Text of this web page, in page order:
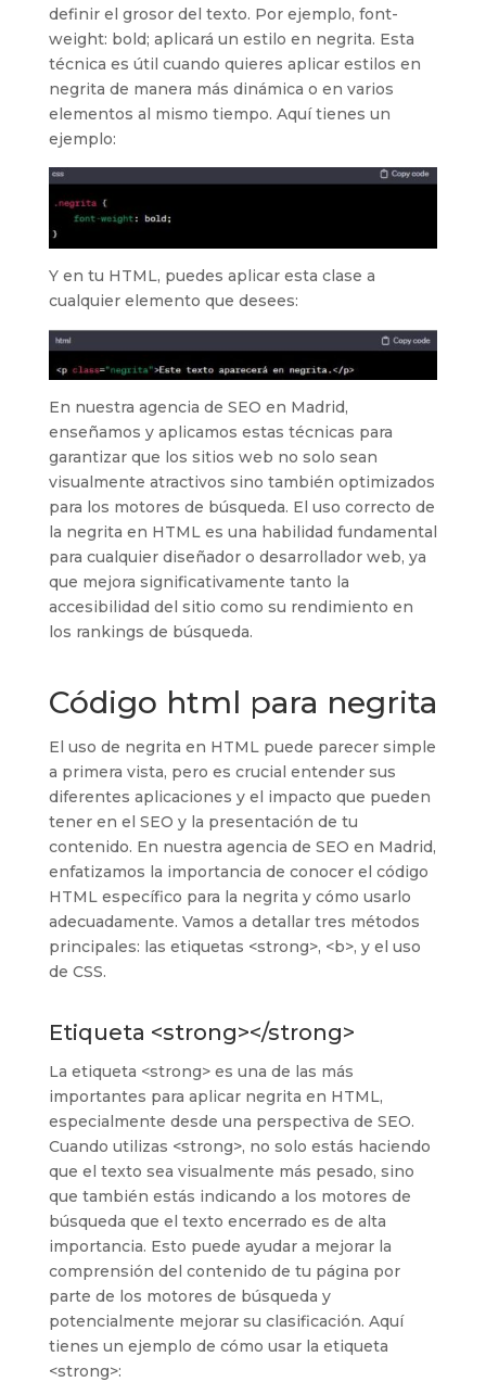
definir el grosor del texto. Por ejemplo, font-
weight: bold; aplicará un estilo en negrita. Esta
técnica es útil cuando quieres aplicar estilos en
negrita de manera más dinámica o en varios
elementos al mismo tiempo. Aquí tienes un
ejemplo:
Y en tu HTML, puedes aplicar esta clase a
cualquier elemento que desees:
En nuestra agencia de SEO en Madrid,
enseñamos y aplicamos estas técnicas para
garantizar que los sitios web no solo sean
visualmente atractivos sino también optimizados
para los motores de búsqueda. El uso correcto de
la negrita en HTML es una habilidad fundamental
para cualquier diseñador o desarrollador web, ya
que mejora significativamente tanto la
accesibilidad del sitio como su rendimiento en
los rankings de búsqueda.
Código html para negrita
El uso de negrita en HTML puede parecer simple
a primera vista, pero es crucial entender sus
diferentes aplicaciones y el impacto que pueden
tener en el SEO y la presentación de tu
contenido. En nuestra agencia de SEO en Madrid,
enfatizamos la importancia de conocer el código
HTML específico para la negrita y cómo usarlo
adecuadamente. Vamos a detallar tres métodos
principales: las etiquetas <strong>, <b>, y el uso
de CSS.
Etiqueta <strong></strong>
La etiqueta <strong> es una de las más
importantes para aplicar negrita en HTML,
especialmente desde una perspectiva de SEO.
Cuando utilizas <strong>, no solo estás haciendo
que el texto sea visualmente más pesado, sino
que también estás indicando a los motores de
búsqueda que el texto encerrado es de alta
importancia. Esto puede ayudar a mejorar la
comprensión del contenido de tu página por
parte de los motores de búsqueda y
potencialmente mejorar su clasificación. Aquí
tienes un ejemplo de cómo usar la etiqueta
<strong>: